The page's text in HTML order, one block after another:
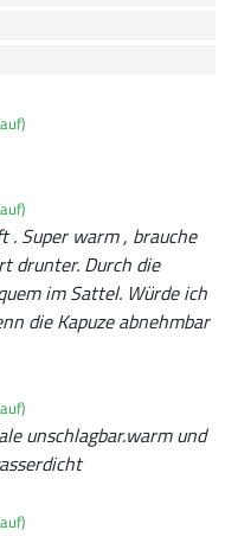
. Super warm , brauche
drunter. Durch die
im Sattel. Würde ich
die Kapuze abnehmbar
unschlagbar.warm und